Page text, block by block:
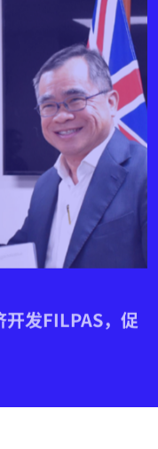
开发FILPAS，促